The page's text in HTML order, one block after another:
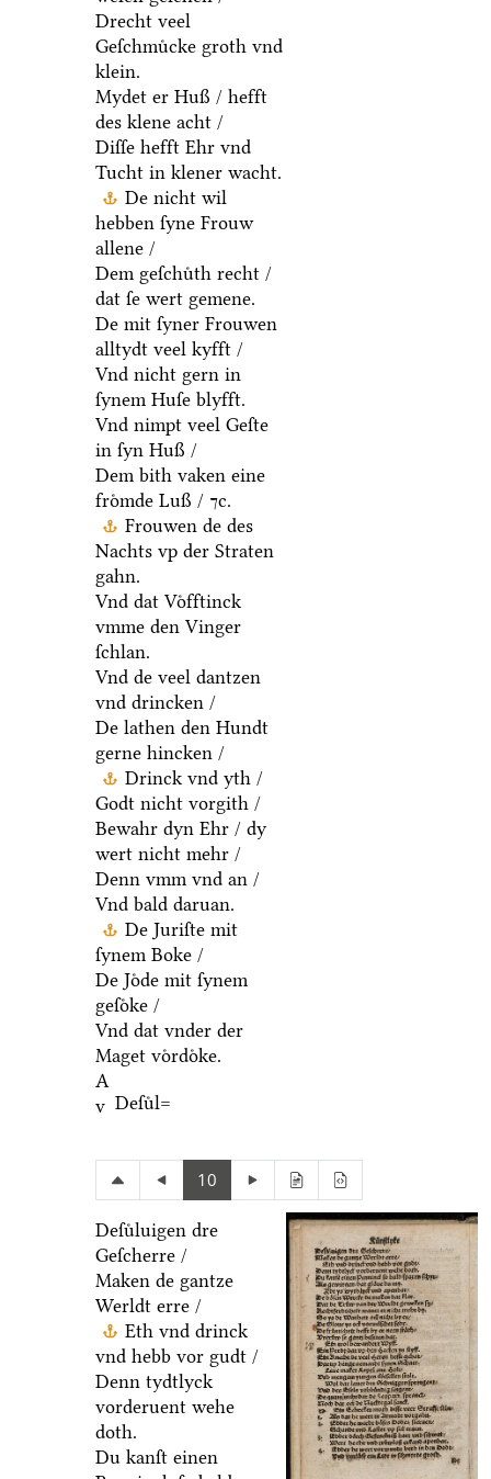
Drecht veel
Geſchmuͤcke groth vnd
klein.
Mydet er Huß / hefft
des klene acht /
Diſſe hefft Ehr vnd
Tucht in klener wacht.
De nicht wil
hebben ſyne Frouw
allene /
Dem geſchuͤth recht /
dat ſe wert gemene.
De mit ſyner Frouwen
alltydt veel kyfft /
Vnd nicht gern in
ſynem Huſe blyfft.
Vnd nimpt veel Geſte
in ſyn Huß /
Dem bith vaken eine
froͤmde Luß / ⁊c.
Frouwen de des
Nachts vp der Straten
gahn.
Vnd dat Voͤfftinck
vmme den Vinger
ſchlan.
Vnd de veel dantzen
vnd drincken /
De lathen den Hundt
gerne hincken /
Drinck vnd yth /
Godt nicht vorgith /
Bewahr dyn Ehr / dy
wert nicht mehr /
Denn vmm vnd an /
Vnd bald daruan.
De Juriſte mit
ſynem Boke /
De Joͤde mit ſynem
geſoͤke /
Vnd dat vnder der
Maget voͤrdoͤke.
A
v Deſuͤl=
10
Deſuͤluigen dre
Geſcherre /
Maken de gantze
Werldt erre /
Eth vnd drinck
vnd hebb vor gudt /
Denn tydtlyck
vorderuent wehe
doth.
Du kanſt einen